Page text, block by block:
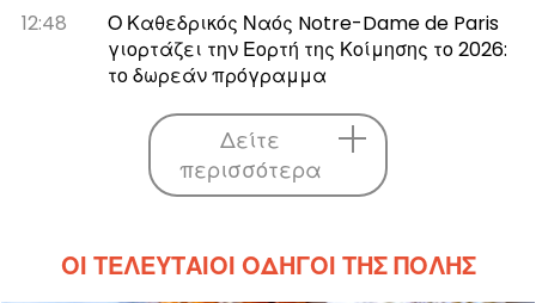
12:48
Ο Καθεδρικός Ναός Notre-Dame de Paris
γιορτάζει την Εορτή της Κοίμησης το 2026:
το δωρεάν πρόγραμμα
Δείτε
περισσότερα
ΟΙ ΤΕΛΕΥΤΑΊΟΙ ΟΔΗΓΟΊ ΤΗΣ ΠΌΛΗΣ